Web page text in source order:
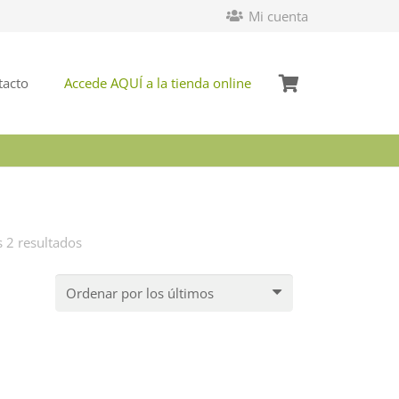
Mi cuenta
Accede AQUÍ a la tienda online
2 resultadosOrdenado
los